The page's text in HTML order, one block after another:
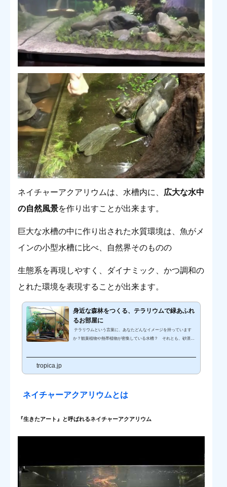
ネイチャーアクアリウムは、水槽内に、 広大な水中
の自然風景を作り出すことが出来ます。
巨大な水槽の中に作り出された水質環境は、魚がメ
インの小型水槽に比べ、自然界そのものの
生態系を再現しやすく、ダイナミック、かつ調和の
とれた環境を表現することが出来ます。
身近な森林をつくる、テラリウムで緑あふれ
るお部屋に
テラリウムという言葉に、あなたどんなイメージを持っています
か？観葉植物や熱帯植物が密集している水槽？ それとも、砂漠の
の」は、全てテラリウムと呼ぶことが出来ると私は思います。 そん
ケリウムとは、言葉の通り「コケをふんだんに使ったテラリウム」
の事です...
tropica.jp
ネイチャーアクアリウムとは
『生きたアート』と呼ばれるネイチャーアクアリウム